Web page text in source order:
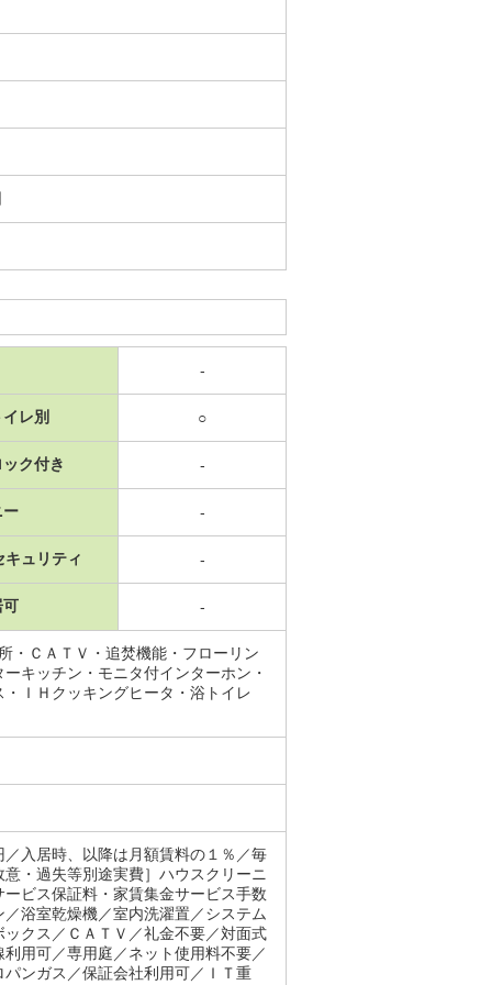
-
レ別 ○
ク付き -
ー -
キュリティ -
可 -
・ＣＡＴＶ・追焚機能・フローリン
キッチン・モニタ付インターホン・
ＩＨクッキングヒータ・浴トイレ
入居時、以降は月額賃料の１％／毎
・過失等別途実費］ハウスクリーニ
ビス保証料・家賃集金サービス手数
浴室乾燥機／室内洗濯置／システム
クス／ＣＡＴＶ／礼金不要／対面式
用可／専用庭／ネット使用料不要／
ンガス／保証会社利用可／ＩＴ重